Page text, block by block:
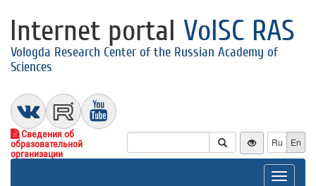
Internet portal VolSC RAS
Vologda Research Center of the Russian Academy of
Sciences
Сведения об
образовательной
организации
Ru En
Toggle